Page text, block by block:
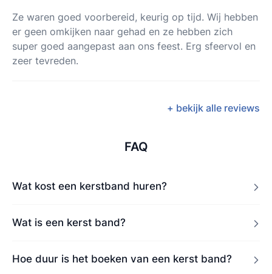
Ze waren goed voorbereid, keurig op tijd. Wij hebben
er geen omkijken naar gehad en ze hebben zich
super goed aangepast aan ons feest. Erg sfeervol en
zeer tevreden.
+ bekijk alle reviews
FAQ
Wat kost een kerstband huren?
Wat is een kerst band?
Hoe duur is het boeken van een kerst band?